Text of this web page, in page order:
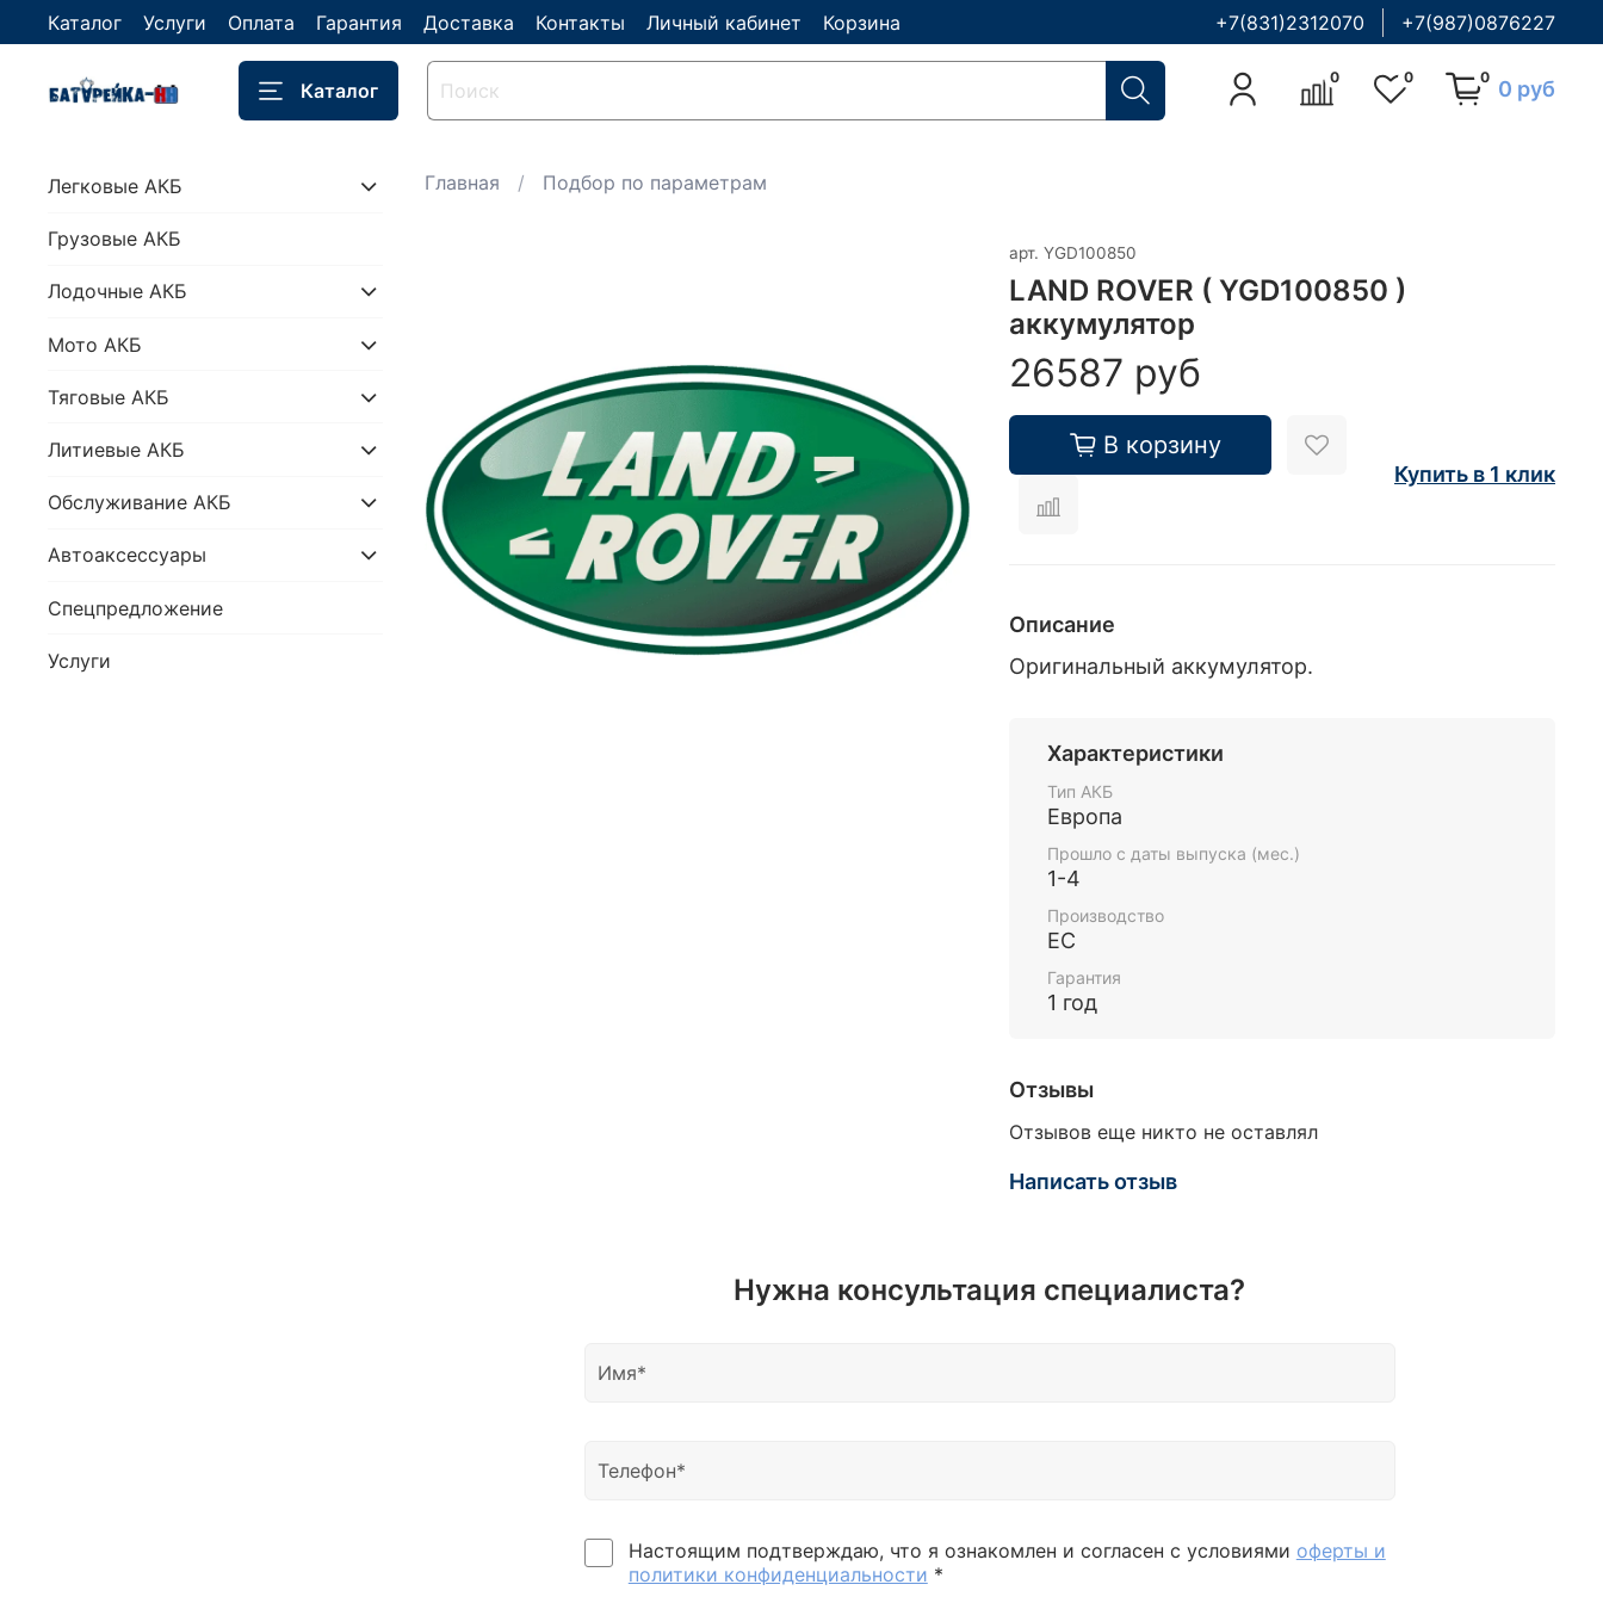
Каталог Услуги Оплата Гарантия Доставка Контакты Личный кабинет Корзина +7(831)2312070 +7(987)0876227
Каталог
0 0 0 0 руб
Главная Подбор по параметрам
арт. YGD100850
LAND ROVER ( YGD100850 )
аккумулятор
26587 руб
В корзину
Купить в 1 клик
Описание
Оригинальный аккумулятор.
Характеристики
Тип АКБ
Европа
Прошло с даты выпуска (мес.)
1-4
Производство
ЕС
Гарантия
1 год
Отзывы
Отзывов еще никто не оставлял
Написать отзыв
Нужна консультация специалиста?
Настоящим подтверждаю, что я ознакомлен и согласен с условиями оферты и
политики конфиденциальности *
Легковые АКБ
Грузовые АКБ
Лодочные АКБ
Мото АКБ
Тяговые АКБ
Литиевые АКБ
Обслуживание АКБ
Автоаксессуары
Спецпредложение
Услуги